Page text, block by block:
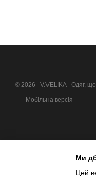
© 2026 - V.VELIKA - Одяг, що
Мобільна версія
Ми
Цей